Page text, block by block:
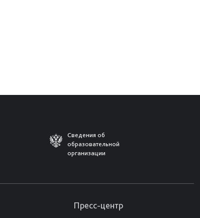
Сведения об
образовательной
организации
Пресс-центр